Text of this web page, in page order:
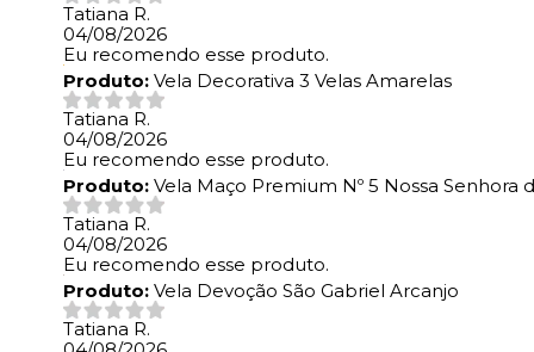
Tatiana R.
04/08/2026
Eu recomendo esse produto.
Produto: Vela Decorativa 3 Velas Amarelas
Tatiana R.
04/08/2026
Eu recomendo esse produto.
Produto: Vela Maço Premium Nº 5 Nossa Senhora
Tatiana R.
04/08/2026
Eu recomendo esse produto.
Produto: Vela Devoção São Gabriel Arcanjo
Tatiana R.